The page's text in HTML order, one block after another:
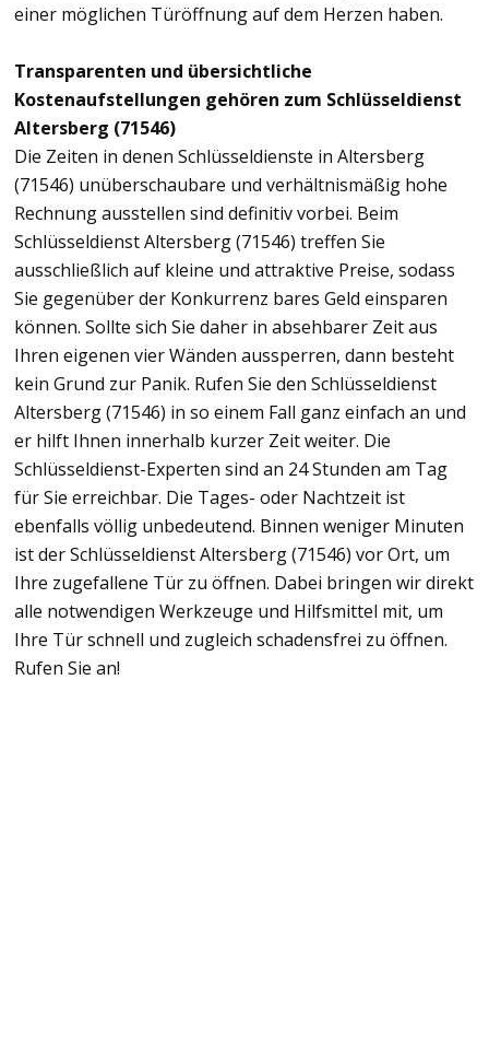
einer möglichen Türöffnung auf dem Herzen haben.
Transparenten und übersichtliche
Kostenaufstellungen gehören zum Schlüsseldienst
Altersberg (71546)
Die Zeiten in denen Schlüsseldienste in Altersberg
(71546) unüberschaubare und verhältnismäßig hohe
Rechnung ausstellen sind definitiv vorbei. Beim
Schlüsseldienst Altersberg (71546) treffen Sie
ausschließlich auf kleine und attraktive Preise, sodass
Sie gegenüber der Konkurrenz bares Geld einsparen
können. Sollte sich Sie daher in absehbarer Zeit aus
Ihren eigenen vier Wänden aussperren, dann besteht
kein Grund zur Panik. Rufen Sie den Schlüsseldienst
Altersberg (71546) in so einem Fall ganz einfach an und
er hilft Ihnen innerhalb kurzer Zeit weiter. Die
Schlüsseldienst-Experten sind an 24 Stunden am Tag
für Sie erreichbar. Die Tages- oder Nachtzeit ist
ebenfalls völlig unbedeutend. Binnen weniger Minuten
ist der Schlüsseldienst Altersberg (71546) vor Ort, um
Ihre zugefallene Tür zu öffnen. Dabei bringen wir direkt
alle notwendigen Werkzeuge und Hilfsmittel mit, um
Ihre Tür schnell und zugleich schadensfrei zu öffnen.
Rufen Sie an!